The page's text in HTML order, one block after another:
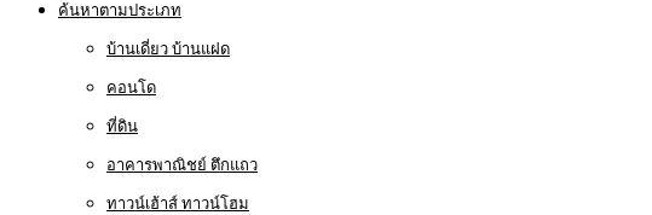
ค้นหาตามประเภท
บ้านเดี่ยว บ้านแฝด
คอนโด
ที่ดิน
อาคารพาณิชย์ ตึกแถว
ทาวน์เฮ้าส์ ทาวน์โฮม